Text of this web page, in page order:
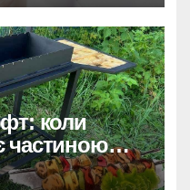
коли
частиною